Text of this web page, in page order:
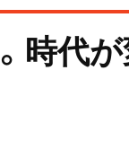
時代